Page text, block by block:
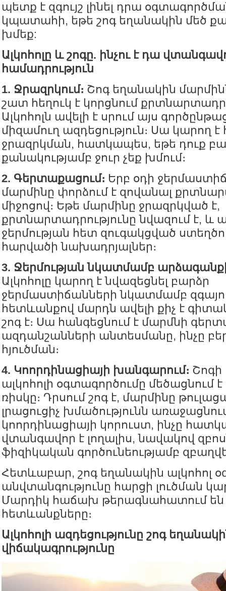
պետք է զգույշ լինել դրա
կպատահի, եթե շոգ եղանակին մեծ
խմեք:
Ալկոհոլը և շոգը. ինչու է դա
համադրություն
1. Ջրազրկում։ Շոգ եղանակին
շատ հեղուկ է կորցնում
Ալկոհոլն ավելի է սրում այս
միզամուղ ազդեցություն։ Սա կարող
ջրազրկման, հատկապես, եթե դուք
քանակությամբ ջուր չեք խմում։
2. Գերտաքացում։ Երբ օդի
մարմինը փորձում է զովանալ
միջոցով։ Եթե մարմինը ջրազրկված է,
քրտնարտադրությունը նվազում է, և
ջերմության հետ զուգակցված
հարվածի նախադրյալներ։
3. Ջերմության նկատմամբ
Ալկոհոլը կարող է նվազեցնել բարձր
ջերմաստիճանների նկատմամբ
հետևանքով մարդն ավելի քիչ է
շոգ է։ Սա հանգեցնում է մարմնի
ազդանշանների անտեսմանը, ինչը
հյուծման։
4. Կոորդինացիայի խանգարում։ Շոգի
ալկոհոլի օգտագործումը մեծացնում
ռիսկը։ Դրսում շոգ է, մարմինը
լրացուցիչ խմածությունն
կոորդինացիայի կորուստ, ինչը
վտանգավոր է լողալիս, նավակով
ֆիզիկական գործունեությամբ
Հետևաբար, շոգ եղանակին ալկոհոլ
անվտանգությունը հարցի լուծման
Մարդիկ հաճախ թերագնահատում
հետևանքները։
Ալկոհոլի ազդեցությունը շոգ
վիճակագրությունը